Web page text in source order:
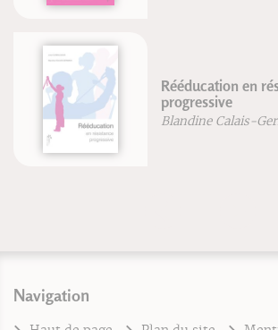
en résistance
Calais-Germain
Navigation